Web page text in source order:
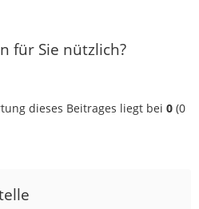
für Sie nützlich?
dieses Beitrages liegt bei 0 (0